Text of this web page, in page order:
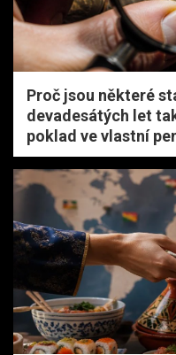
Proč jsou některé
devadesátých let
poklad ve vlastní